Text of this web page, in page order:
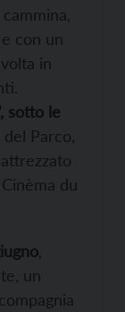
con un
in
sotto le
Parco,
du
un